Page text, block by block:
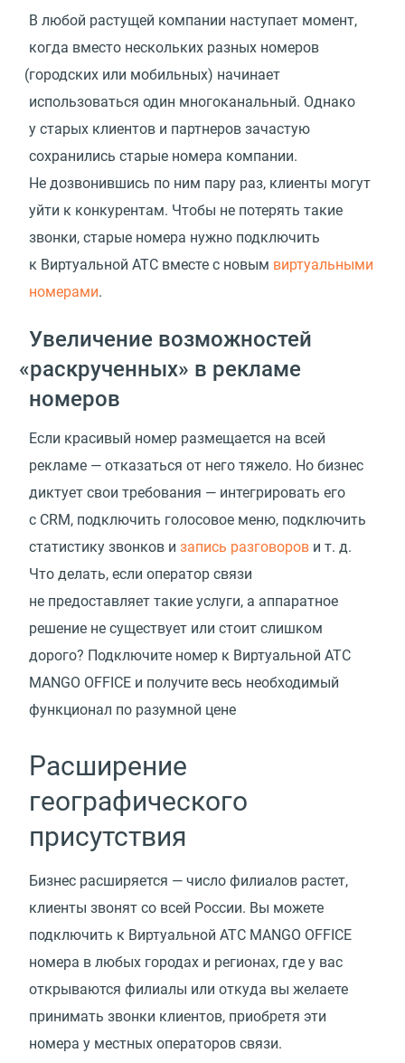
В любой растущей компании наступает момент,
когда вместо нескольких разных номеров
(городских или мобильных) начинает
использоваться один многоканальный. Однако
у старых клиентов и партнеров зачастую
сохранились старые номера компании.
Не дозвонившись по ним пару раз, клиенты могут
уйти к конкурентам. Чтобы не потерять такие
звонки, старые номера нужно подключить
к Виртуальной АТС вместе с новым виртуальными
номерами.
Увеличение возможностей
«раскрученных» в рекламе
номеров
Если красивый номер размещается на всей
рекламе — отказаться от него тяжело. Но бизнес
диктует свои требования — интегрировать его
с CRM, подключить голосовое меню, подключить
статистику звонков и запись разговоров и т. д.
Что делать, если оператор связи
не предоставляет такие услуги, а аппаратное
решение не существует или стоит слишком
дорого? Подключите номер к Виртуальной АТС
MANGO OFFICE и получите весь необходимый
функционал по разумной цене
Расширение
географического
присутствия
Бизнес расширяется — число филиалов растет,
клиенты звонят со всей России. Вы можете
подключить к Виртуальной АТС MANGO OFFICE
номера в любых городах и регионах, где у вас
открываются филиалы или откуда вы желаете
принимать звонки клиентов, приобретя эти
номера у местных операторов связи.